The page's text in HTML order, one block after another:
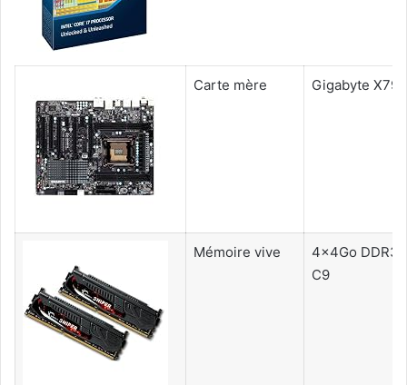
Carte mère Gigabyte
Mémoire vive
4x4Go DDR3
C9